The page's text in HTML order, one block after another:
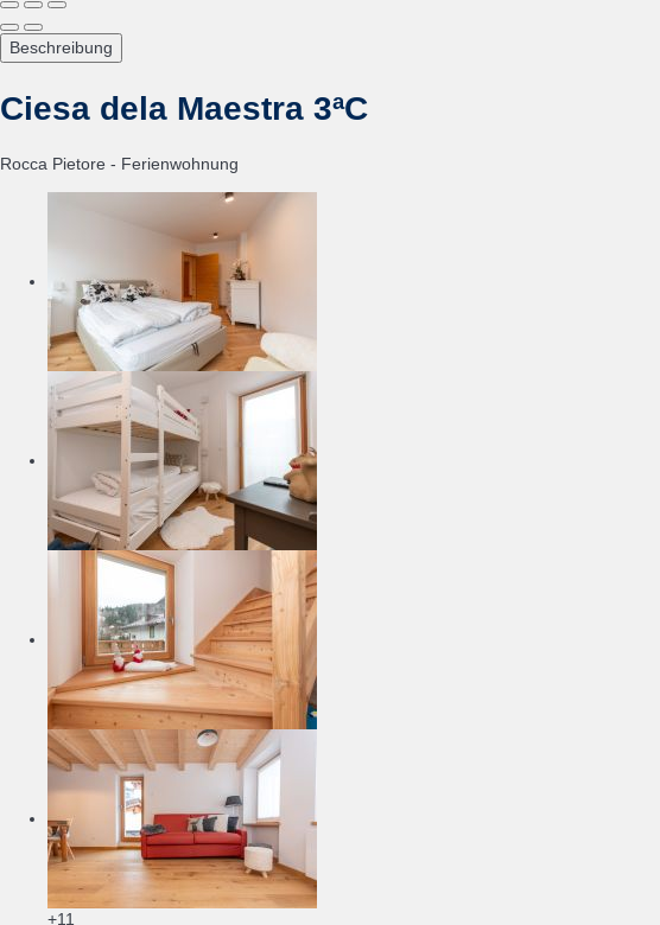
Beschreibung
Ciesa dela Maestra 3ªC
Rocca Pietore - Ferienwohnung
+11